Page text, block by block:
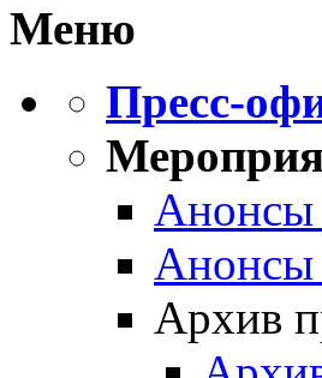
Меню
Пресс-
Анонсы
Анонсы
Архив